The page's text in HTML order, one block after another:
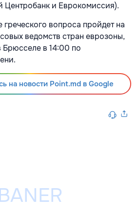
Центробанк и Еврокомиссия).
вопроса пройдет на
ведомств стран еврозоны,
Брюсселе в 14:00 по
на новости Point.md в Google